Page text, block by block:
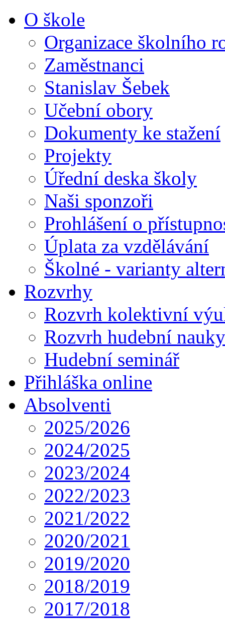
O škole
Organizace školního
Zaměstnanci
Stanislav Šebek
Učební obory
Dokumenty ke stažení
Projekty
Úřední deska školy
Naši sponzoři
Prohlášení o
Úplata za vzdělávání
Školné - varianty
Rozvrhy
Rozvrh kolektivní
Rozvrh hudební
Hudební seminář
Přihláška online
Absolventi
2025/2026
2024/2025
2023/2024
2022/2023
2021/2022
2020/2021
2019/2020
2018/2019
2017/2018